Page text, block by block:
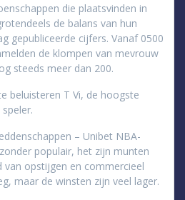
die plaatsvinden in
de balans van hun
gepubliceerde cijfers. Vanaf 0500
de klompen van mevrouw
steeds meer dan 200.
beluisteren T Vi, de hoogste
– Unibet NBA-
populair, het zijn munten
van opstijgen en commercieel
maar de winsten zijn veel lager.